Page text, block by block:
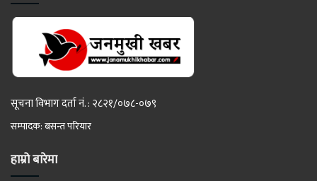
सूचना विभाग दर्ता नं. : २८२१/०७८-०७९
सम्पादक: बसन्त परियार
हाम्रो बारेमा